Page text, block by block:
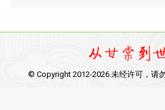
© Copyright 2012-2026.未经许可，请